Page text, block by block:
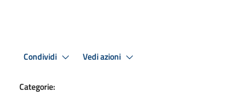
Condividi Vedi azioni
Categorie: